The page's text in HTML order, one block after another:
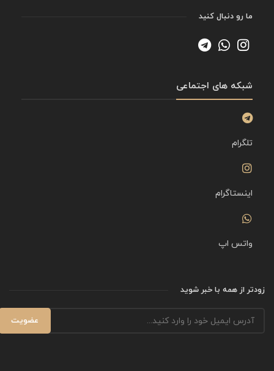
ما رو دنبال کنید
شبکه های اجتماعی
تلگرام
اینستاگرام
واتس اپ
زودتر از همه با خبر شوید